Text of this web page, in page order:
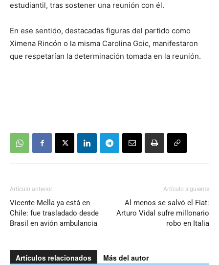
estudiantil, tras sostener una reunión con él.
En ese sentido, destacadas figuras del partido como
Ximena Rincón o la misma Carolina Goic, manifestaron
que respetarían la determinación tomada en la reunión.
Artículo anterior
Vicente Mella ya está en
Chile: fue trasladado desde
Brasil en avión ambulancia
Artículo siguiente
Al menos se salvó el Fiat:
Arturo Vidal sufre millonario
robo en Italia
Artículos relacionados Más del autor